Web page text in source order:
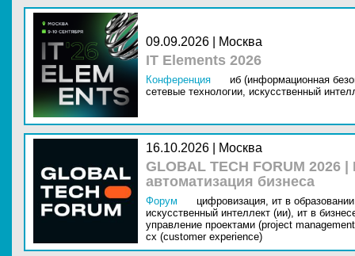
09.09.2026 | Москва
IT Elements 2026
Конференция
иб (информационная
сетевые технологии, искусственный
16.10.2026 | Москва
GLOBAL TECH FORUM
автоматизация бизнеса
Форум цифровизация, ит в
искусственный интеллект (ии), ит в
управление проектами (project
cx (customer experience)